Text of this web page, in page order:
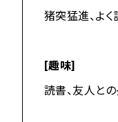
猪突猛進、よく
[趣味]
読書、友人と